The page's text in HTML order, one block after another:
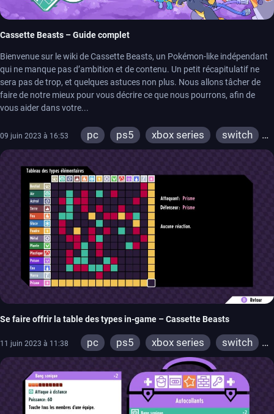
Cassette Beasts – Guide complet
Bienvenue sur le wiki de Cassette Beasts, un Pokémon-like indépendant
qui ne manque pas d’ambition et de contenu. Un petit récapitulatif ne
sera pas de trop, et quelques astuces non plus. Nous allons tâcher de
faire de notre mieux pour vous décrire ce que nous pourrons, afin de
vous aider dans votre...
09 juin 2023 à 16:53 pc ps5 xbox series
switch
ps4
xbox one
Se faire offrir la table des types in-game – Cassette Beasts
11 juin 2023 à 11:38 pc ps5 xbox series
switch
ps4
xbox one